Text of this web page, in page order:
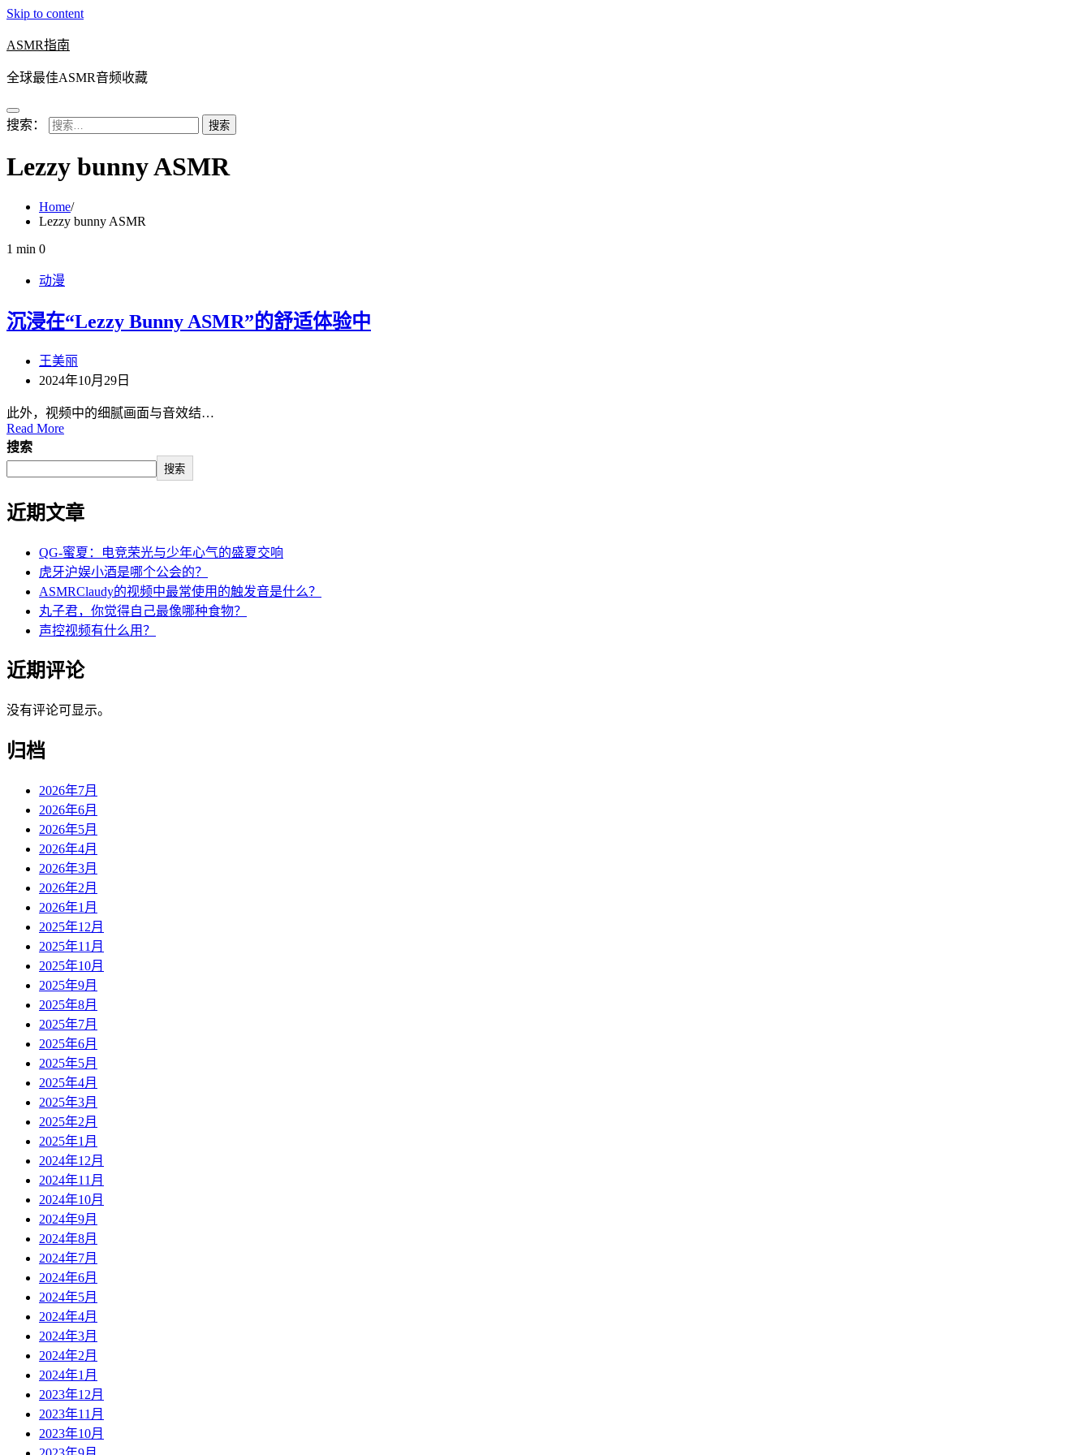
Skip to content
ASMR指南
全球最佳ASMR音频收藏
搜索：
Lezzy bunny ASMR
Home
Lezzy bunny ASMR
1 min 0
动漫
沉浸在“Lezzy Bunny ASMR”的舒适体验中
王美丽
2024年10月29日
此外，视频中的细腻画面与音效结…
Read More
搜索
搜索
近期文章
QG-蜜夏：电竞荣光与少年心气的盛夏交响
虎牙沪娱小酒是哪个公会的？
ASMRClaudy的视频中最常使用的触发音是什么？
丸子君，你觉得自己最像哪种食物？
声控视频有什么用？
近期评论
没有评论可显示。
归档
2026年7月
2026年6月
2026年5月
2026年4月
2026年3月
2026年2月
2026年1月
2025年12月
2025年11月
2025年10月
2025年9月
2025年8月
2025年7月
2025年6月
2025年5月
2025年4月
2025年3月
2025年2月
2025年1月
2024年12月
2024年11月
2024年10月
2024年9月
2024年8月
2024年7月
2024年6月
2024年5月
2024年4月
2024年3月
2024年2月
2024年1月
2023年12月
2023年11月
2023年10月